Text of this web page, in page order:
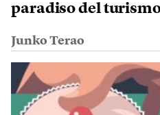
paradiso del
Junko Terao